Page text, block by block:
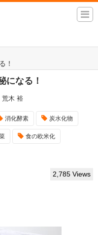
！
になる！
荒木 裕
消化酵素 炭水化物
食の欧米化
2,785 Views